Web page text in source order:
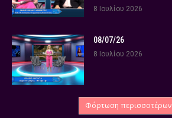
8 Ιουλίου 2026
08/07/26
8 Ιουλίου 2026
Φόρτωση περισσοτέρων